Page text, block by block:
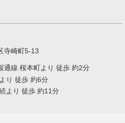
寺崎町5-13
通線 桜本町より 徒歩 約2分
り 徒歩 約6分
より 徒歩 約11分